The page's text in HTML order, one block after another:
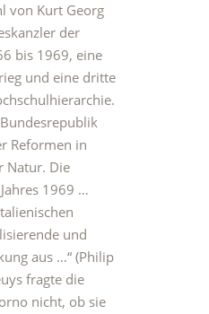
von Kurt Georg
der
bis 1969, eine
und eine dritte
Reformen in
Natur. Die
1969 …
und
aus …“ (Philip
fragte die
nicht, ob sie